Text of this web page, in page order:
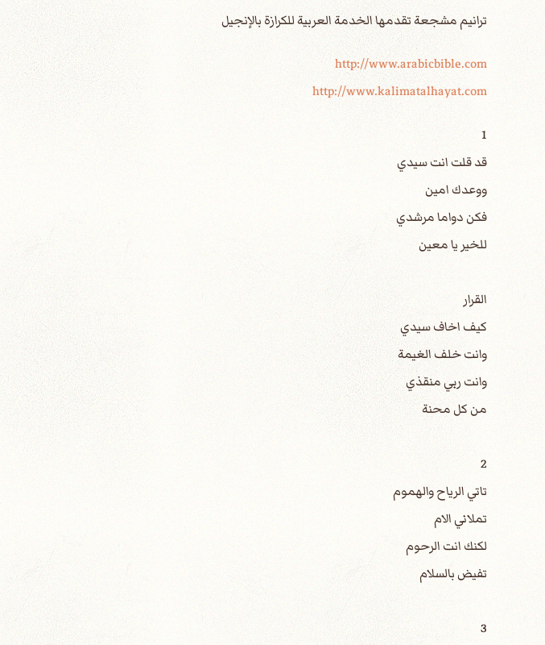
http://www.arabicbible.com
http://www.kalimatalhayat.com
1
قد قلت انت سيدي
ووعدك امين
فكن دواما مرشدي
للخير يا معين
القرار
كيف اخاف سيدي
وانت خلف الغيمة
وانت ربي منقذي
من كل محنة
2
تاتي الرياح والهموم
تملاني الام
لكنك انت الرحوم
تفيض بالسلام
3